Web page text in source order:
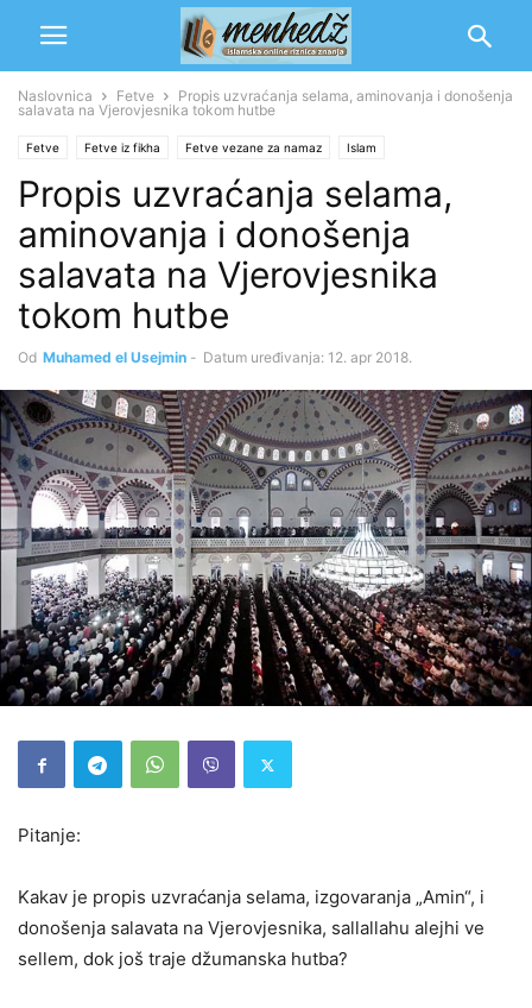
Naslovnica Fetve
Propis uzvraćanja selama, aminovanja i donošenja
salavata na Vjerovjesnika tokom hutbe
Fetve Fetve iz fikha Fetve vezane za namaz Islam
Savremeni učenjaci Muhamed b. Salih el-Usejmin Namaz
Propis uzvraćanja selama,
aminovanja i donošenja
salavata na Vjerovjesnika
tokom hutbe
Od Muhamed el Usejmin - Datum uređivanja: 12. apr 2018.
Pitanje:
Kakav je propis uzvraćanja selama, izgovaranja „Amin“, i
donošenja salavata na Vjerovjesnika, sallallahu alejhi ve
sellem, dok još traje džumanska hutba?